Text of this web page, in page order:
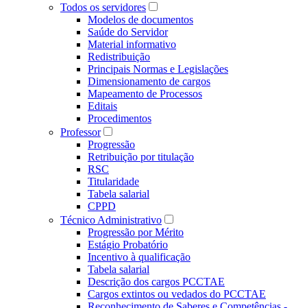
Todos os servidores
Modelos de documentos
Saúde do Servidor
Material informativo
Redistribuição
Principais Normas e Legislações
Dimensionamento de cargos
Mapeamento de Processos
Editais
Procedimentos
Professor
Progressão
Retribuição por titulação
RSC
Titularidade
Tabela salarial
CPPD
Técnico Administrativo
Progressão por Mérito
Estágio Probatório
Incentivo à qualificação
Tabela salarial
Descrição dos cargos PCCTAE
Cargos extintos ou vedados do PCCTAE